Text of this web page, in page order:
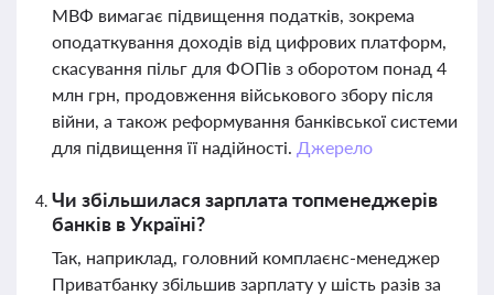
МВФ вимагає підвищення податків, зокрема
оподаткування доходів від цифрових платформ,
скасування пільг для ФОПів з оборотом понад 4
млн грн, продовження військового збору після
війни, а також реформування банківської системи
для підвищення її надійності. Джерело
Чи збільшилася зарплата топменеджерів
банків в Україні?
Так, наприклад, головний комплаєнс-менеджер
Приватбанку збільшив зарплату у шість разів за